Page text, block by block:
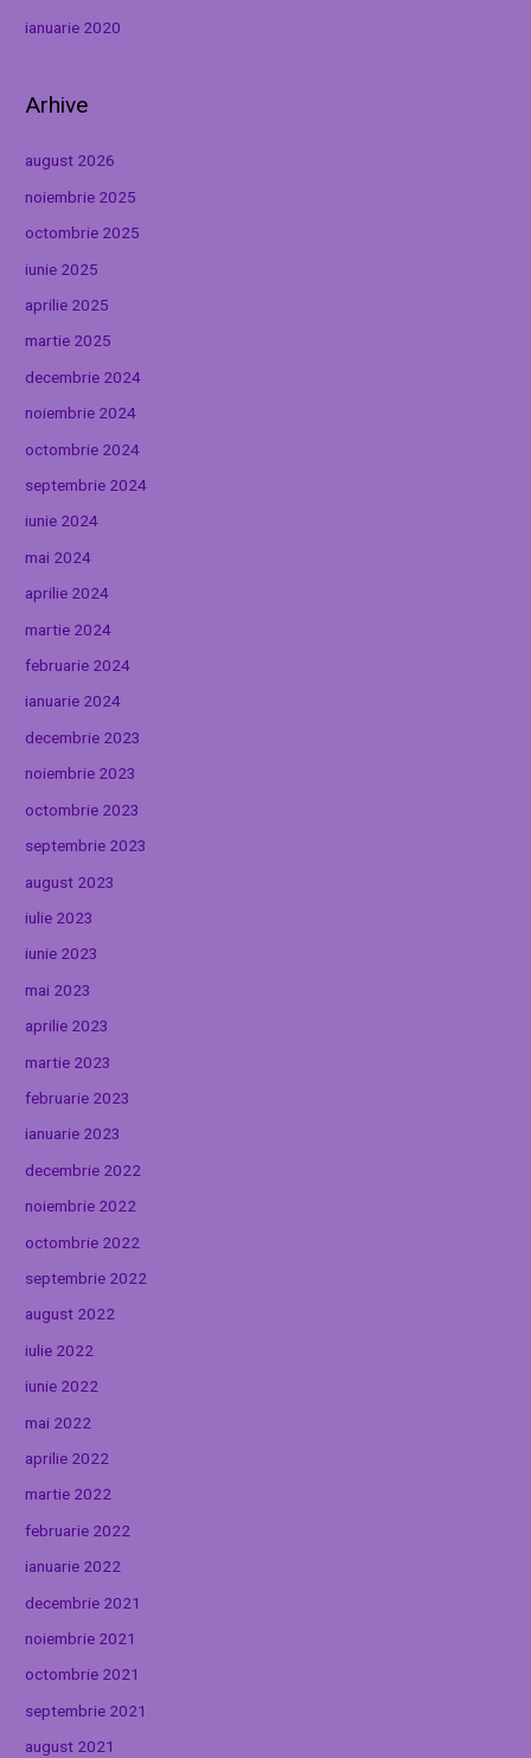
ianuarie 2020
Arhive
august 2026
noiembrie 2025
octombrie 2025
iunie 2025
aprilie 2025
martie 2025
decembrie 2024
noiembrie 2024
octombrie 2024
septembrie 2024
iunie 2024
mai 2024
aprilie 2024
martie 2024
februarie 2024
ianuarie 2024
decembrie 2023
noiembrie 2023
octombrie 2023
septembrie 2023
august 2023
iulie 2023
iunie 2023
mai 2023
aprilie 2023
martie 2023
februarie 2023
ianuarie 2023
decembrie 2022
noiembrie 2022
octombrie 2022
septembrie 2022
august 2022
iulie 2022
iunie 2022
mai 2022
aprilie 2022
martie 2022
februarie 2022
ianuarie 2022
decembrie 2021
noiembrie 2021
octombrie 2021
septembrie 2021
august 2021